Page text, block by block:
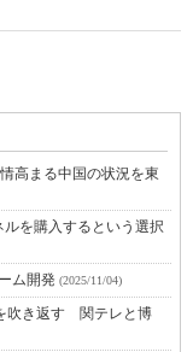
高まる中国の状況を東
ルを購入するという選択
ム開発 (2025/11/04)
吹き返す 関テレと博